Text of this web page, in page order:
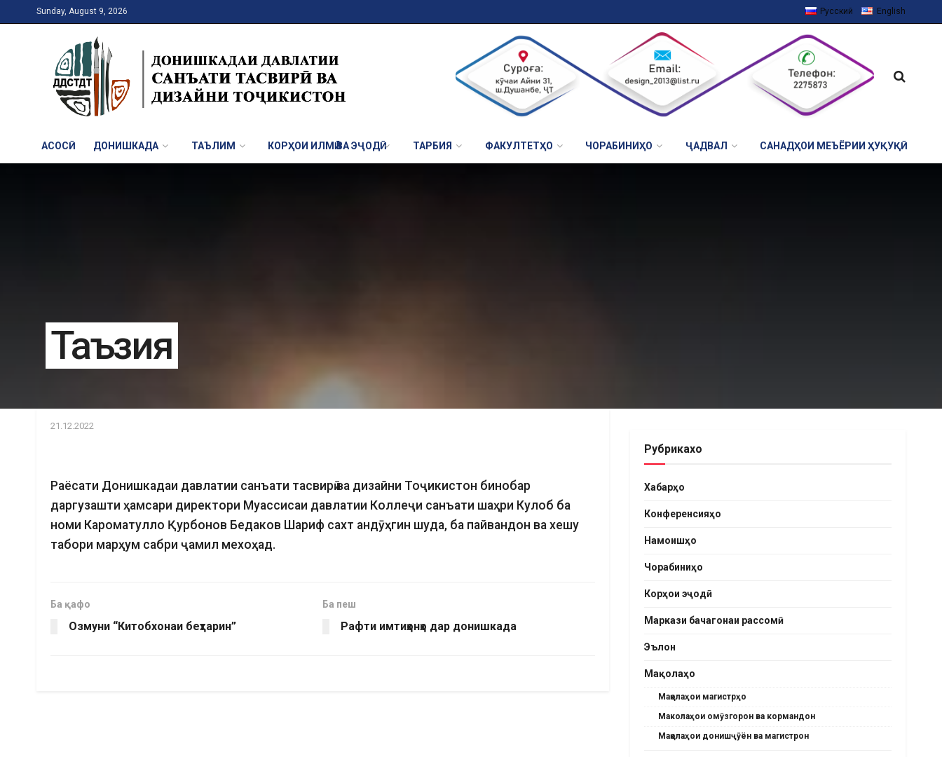
Sunday, August 9, 2026 Русский English
АСОСӢ ДОНИШКАДА ТАЪЛИМ КОРҲОИ ИЛМӢ ВА ЭҶОДӢ ТАРБИЯ ФАКУЛТЕТҲО ЧОРАБИНИҲО ҶАДВАЛ САНАДҲОИ МЕЪЁРИИ ҲУҚУҚӢ
Таъзия
21.12.2022
Раёсати Донишкадаи давлатии санъати тасвирӣ ва дизайни Тоҷикистон бинобар
даргузашти ҳамсари директори Муассисаи давлатии Коллеҷи санъати шаҳри Кулоб ба
номи Кароматулло Қурбонов Бедаков Шариф сахт андӯҳгин шуда, ба пайвандон ва хешу
табори марҳум сабри ҷамил мехоҳад.
Ба қафо
Озмуни “Китобхонаи беҳтарин”
Ба пеш
Рафти имтиҳонҳо дар донишкада
Рубрикахо
Хабарҳо
Конференсияҳо
Намоишҳо
Чорабиниҳо
Корҳои эҷодӣ
Маркази бачагонаи рассомӣ
Эълон
Мақолаҳо
Мақолаҳои магистрҳо
Маколаҳои омӯзгорон ва кормандон
Мақолаҳои донишҷӯён ва магистрон